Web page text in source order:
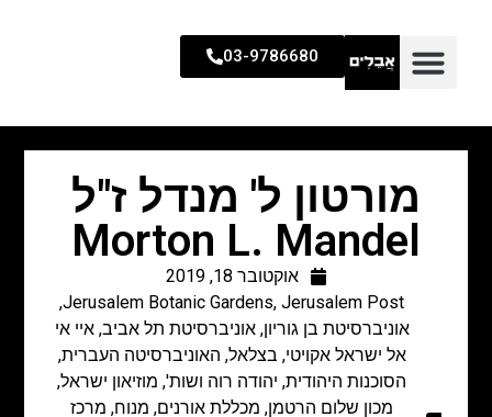
03-9786680
מורטון ל' מנדל ז"ל
Morton L. Mandel
אוקטובר 18, 2019
Jerusalem Botanic Gardens, Jerusalem Post
,
אוניברסיטת בן גוריון,אוניברסיטת תל אביב,איי אי
אל ישראל אקויטי, בצלאל, האוניברסיטה העברית,
הסוכנות היהודית, יהודה רוה ושות', מוזיאון ישראל,
מכון שלום הרטמן, מכללת אורנים, מנוח, מרכז